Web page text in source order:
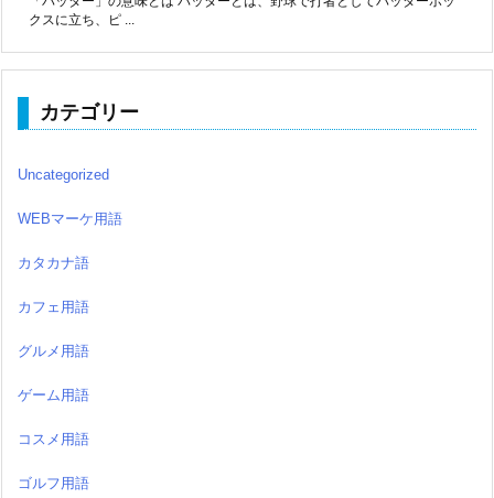
クスに立ち、ピ ...
カテゴリー
Uncategorized
WEBマーケ用語
カタカナ語
カフェ用語
グルメ用語
ゲーム用語
コスメ用語
ゴルフ用語